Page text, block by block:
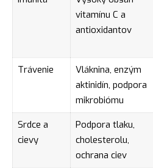
vitamínu C a
antioxidantov
Trávenie
Vláknina, enzým
aktinidín, podpora
mikrobiómu
Srdce a
cievy
Podpora tlaku,
cholesterolu,
ochrana ciev